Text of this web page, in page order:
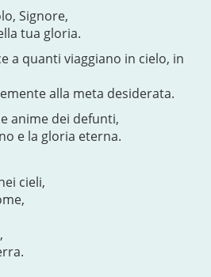
Signore,
tua gloria.
a quanti viaggiano in cielo, in
alla meta desiderata.
anime dei defunti,
e la gloria eterna.
cieli,